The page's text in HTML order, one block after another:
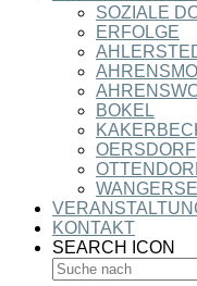
SOZIALE
ERFOLGE
BOKEL
OERSDORF
KONTAKT
SEARCH ICON